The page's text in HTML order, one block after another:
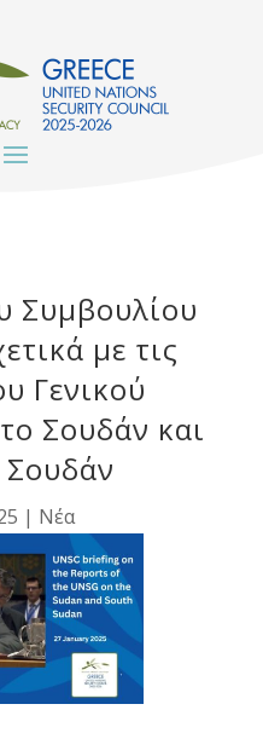
Συμβουλίου
με τις
Γενικού
Σουδάν και
| Νέα